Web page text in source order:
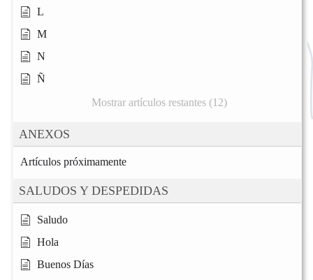
L
M
N
Ñ
Mostrar artículos restantes (12)
ANEXOS
Artículos próximamente
SALUDOS Y DESPEDIDAS
Saludo
Hola
Buenos Días